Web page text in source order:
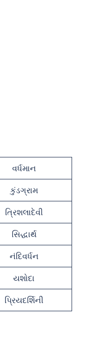
વર્ધમાન
કુંડગ્રામ
ત્રિશલાદેવી
સિદ્ધાર્થ
નંદિવર્ધન
યશોદા
પ્રિયદર્શિની